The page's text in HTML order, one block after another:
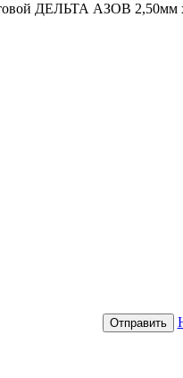
ДЕЛЬТА АЗОВ 2,50мм
Отправить